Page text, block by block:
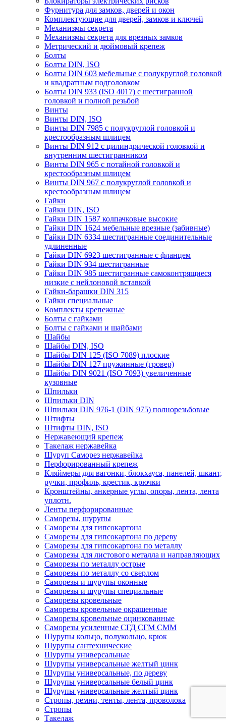
Фурнитура для замков, дверей и окон
Комплектующие для дверей, замков и ключей
Механизмы секрета
Механизмы секрета для врезных замков
Метрический и дюймовый крепеж
Болты
Болты DIN, ISO
Болты DIN 603 мебельные с полукруглой головкой
и квадратным подголовком
Болты DIN 933 (ISO 4017) с шестигранной
головкой и полной резьбой
Винты
Винты DIN, ISO
Винты DIN 7985 с полукруглой головкой и
крестообразным шлицем
Винты DIN 912 с цилиндрической головкой и
внутренним шестигранником
Винты DIN 965 с потайной головкой и
крестообразным шлицем
Винты DIN 967 с полукруглой головкой и
крестообразным шлицем
Гайки
Гайки DIN, ISO
Гайки DIN 1587 колпачковые высокие
Гайки DIN 1624 мебельные врезные (забивные)
Гайки DIN 6334 шестигранные соединительные
удлиненные
Гайки DIN 6923 шестигранные с фланцем
Гайки DIN 934 шестигранные
Гайки DIN 985 шестигранные самоконтрящиеся
низкие с нейлоновой вставкой
Гайки-барашки DIN 315
Гайки специальные
Комплекты крепежные
Болты с гайками
Болты с гайками и шайбами
Шайбы
Шайбы DIN, ISO
Шайбы DIN 125 (ISO 7089) плоские
Шайбы DIN 127 пружинные (гровер)
Шайбы DIN 9021 (ISO 7093) увеличенные
кузовные
Шпильки
Шпильки DIN
Шпильки DIN 976-1 (DIN 975) полнорезьбовые
Штифты
Штифты DIN, ISO
Нержавеющий крепеж
Такелаж нержавейка
Шуруп Саморез нержавейка
Перфорированный крепеж
Кляймеры для вагонки, блокхауса, панелей, шкант,
ручки, профиль, крестик, крючки
Кронштейны, анкерные углы, опоры, лента, лента
уплотн.
Ленты перфорированные
Саморезы, шурупы
Саморезы для гипсокартона
Саморезы для гипсокартона по дереву
Саморезы для гипсокартона по металлу
Саморезы для листового металла и направляющих
Саморезы по металлу острые
Саморезы по металлу со сверлом
Саморезы и шурупы оконные
Саморезы и шурупы специальные
Саморезы кровельные
Саморезы кровельные окрашенные
Саморезы кровельные оцинкованные
Саморезы усиленные СГД СГМ СММ
Шурупы кольцо, полукольцо, крюк
Шурупы сантехнические
Шурупы универсальные
Шурупы универсальные желтый цинк
Шурупы универсальные, по дереву
Шурупы универсальные белый цинк
Шурупы универсальные желтый цинк
Стропы, ремни, тенты, лента, проволока
Стропы
Такелаж